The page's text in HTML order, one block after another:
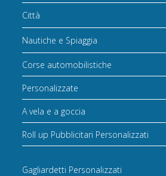
Città
Nautiche e Spiaggia
Corse automobilistiche
Personalizzate
A vela e a goccia
Roll up Pubblicitari Personalizzati
Gagliardetti Personalizzati